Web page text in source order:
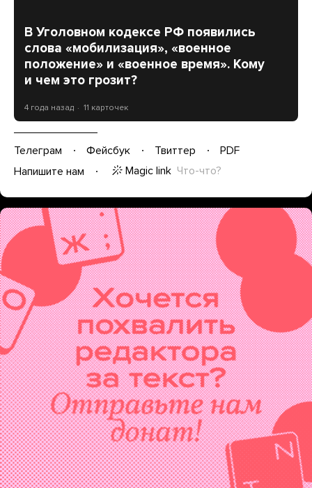
В Уголовном кодексе РФ появились
слова «мобилизация», «военное
положение» и «военное время». Кому
и чем это грозит?
4 года назад 11 карточек
Телеграм Фейсбук Твиттер
PDF
Напишите нам
Magic link Что-что?